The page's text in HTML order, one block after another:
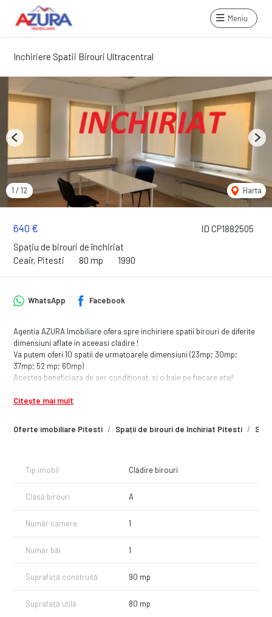
Meniu
Inchiriere Spatii Birouri Ultracentral
ID CP1882505
640 €
Spațiu de birouri de închiriat
Ceair, Pitesti
80 mp 1990
1 / 12 Harta
Previous Next
Oferte imobiliare Pitesti Spații de birouri de închiriat Pitesti
WhatsApp Facebook
Agentia AZURA Imobiliare ofera spre inchiriere spatii birouri de diferite
dimensiuni aflate in aceeasi cladire !
Va putem oferi 10 spatii de urmatoarele dimensiuni (23mp; 30mp;
37mp; 52 mp; 60mp)
Acestea beneficiaza de aer conditionat, si o baie pe fiecare etaj!
Daca exista interes nu ezita sa ne contactezi pentru o vizionare !
Citește mai mult
Tip imobil Clădire birouri
Clasă birouri A
Număr camere 1
Număr băi 1
Suprafață construită 90 mp
Suprafață utilă 80 mp